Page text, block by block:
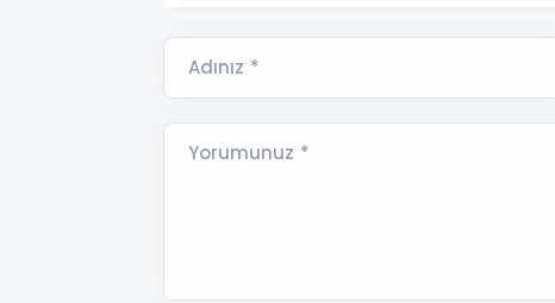
Adınız *
Yorumunuz *